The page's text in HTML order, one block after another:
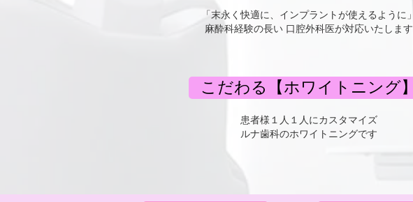
「末永く快適に、インプラントが使えるように」
麻酔科経験の長い 口腔外科医が対応いたします​
こだわる【ホワイトニング】
患者様１人１人にカスタマイズ
​ルナ歯科のホワイトニングです